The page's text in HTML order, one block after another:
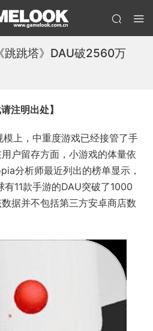
跳跳塔》DAU破2560万
注明出处】
上，中重度游戏已经接管了手
户留存方面，小游戏的体量依
分析师最近列出的榜单显示，
11款手游的DAU突破了1000
据并不包括第三方安卓商店数